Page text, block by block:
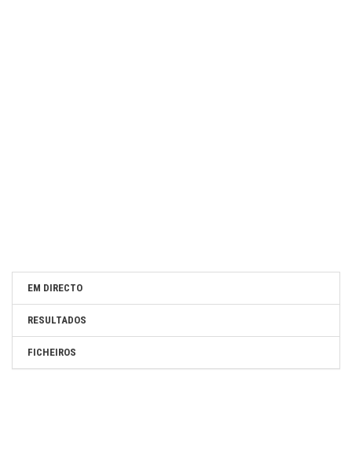
EM DIRECTO
RESULTADOS
FICHEIROS